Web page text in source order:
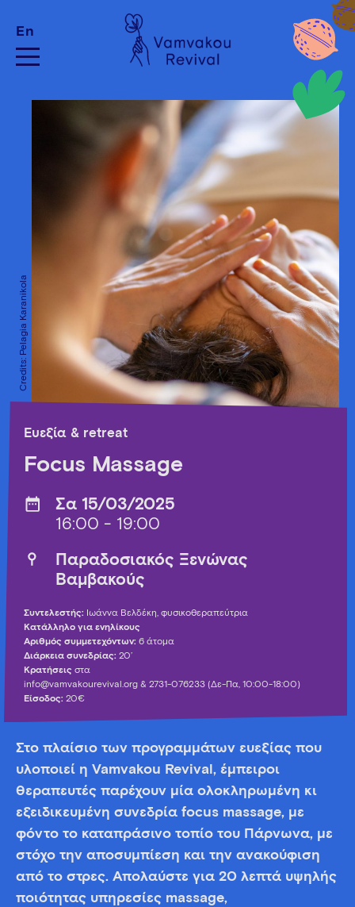
En
Credits: Pelagia Karanikola
Ευεξία & retreat
Focus Massage
Σα 15/03/2025
16:00 - 19:00
Παραδοσιακός Ξενώνας
Βαμβακούς
Συντελεστής: Ιωάννα Βελδέκη, φυσικοθεραπεύτρια
Κατάλληλο για ενηλίκους
Αριθμός συμμετεχόντων: 6 άτομα
Διάρκεια συνεδρίας: 20’
Κρατήσεις στα
info@vamvakourevival.org & 2731-076233 (Δε-Πα, 10:00-18:00)
Είσοδος: 20€
Στο πλαίσιο των προγραμμάτων ευεξίας που
υλοποιεί η Vamvakou Revival, έμπειροι
θεραπευτές παρέχουν μία ολοκληρωμένη κι
εξειδικευμένη συνεδρία focus massage, με
φόντο το καταπράσινο τοπίο του Πάρνωνα, με
στόχο την αποσυμπίεση και την ανακούφιση
από το στρες. Απολαύστε για 20 λεπτά υψηλής
ποιότητας υπηρεσίες massage,